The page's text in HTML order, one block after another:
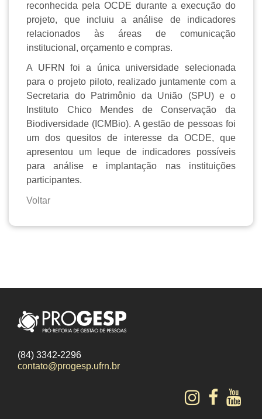
reconhecida pela OCDE durante a execução do
projeto, que incluiu a análise de indicadores
relacionados às áreas de comunicação
institucional, orçamento e compras.
A UFRN foi a única universidade selecionada
para o projeto piloto, realizado juntamente com a
Secretaria do Patrimônio da União (SPU) e o
Instituto Chico Mendes de Conservação da
Biodiversidade (ICMBio). A gestão de pessoas foi
um dos quesitos de interesse da OCDE, que
apresentou um leque de indicadores possíveis
para análise e implantação nas instituições
participantes.
Voltar
(84) 3342-2296
contato@progesp.ufrn.br